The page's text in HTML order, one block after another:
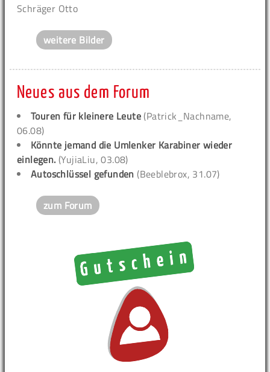
Schräger Otto
weitere Bilder
Neues aus dem Forum
Touren für kleinere Leute (Patrick_Nachname,
06.08)
Könnte jemand die Umlenker Karabiner wieder
einlegen. (YujiaLiu, 03.08)
Autoschlüssel gefunden (Beeblebrox, 31.07)
zum Forum